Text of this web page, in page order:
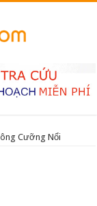
Cưỡng Nổi